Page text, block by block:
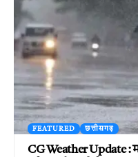
FEATURED छत्तीसगढ़
CG Weather Update :